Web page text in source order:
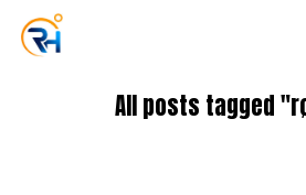
All posts tagged